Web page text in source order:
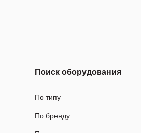
Поиск оборудования
По типу
По бренду